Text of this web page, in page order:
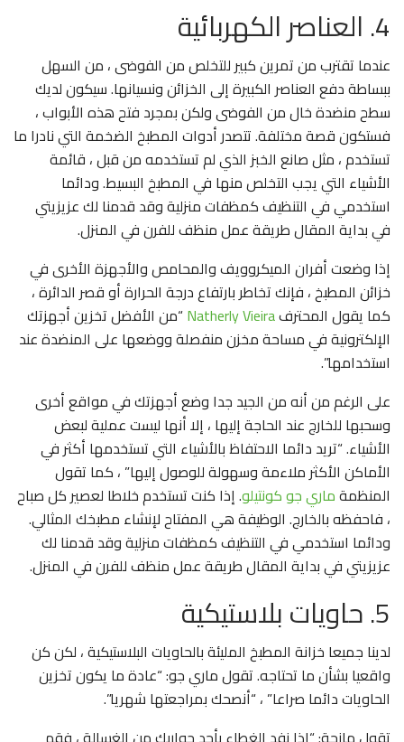
4. العناصر الكهربائية
عندما تقترب من تمرين كبير للتخلص من الفوضى ، من السهل
ببساطة دفع العناصر الكبيرة إلى الخزائن ونسيانها. سيكون لديك
سطح منضدة خال من الفوضى ولكن بمجرد فتح هذه الأبواب ،
فستكون قصة مختلفة. تتصدر أدوات المطبخ الضخمة التي نادرا ما
تستخدم ، مثل صانع الخبز الذي لم تستخدمه من قبل ، قائمة
الأشياء التي يجب التخلص منها في المطبخ البسيط. ودائما
استخدمي في التنظيف كمظفات منزلية وقد قدمنا لك عزيزيتي
في بداية المقال طريقة عمل منظف للفرن في المنزل.
إذا وضعت أفران الميكروويف والمحامص والأجهزة الأخرى في
خزائن المطبخ ، فإنك تخاطر بارتفاع درجة الحرارة أو قصر الدائرة ،
كما يقول المحترفNatherly Vieira“من الأفضل تخزين أجهزتك
الإلكترونية في مساحة مخزن منفصلة ووضعها على المنضدة عند
استخدامها”.
على الرغم من أنه من الجيد جدا وضع أجهزتك في مواقع أخرى
وسحبها للخارج عند الحاجة إليها ، إلا أنها ليست عملية لبعض
الأشياء. “تريد دائما الاحتفاظ بالأشياء التي تستخدمها أكثر في
الأماكن الأكثر ملاءمة وسهولة للوصول إليها” ، كما تقول
المنظمةماري جو كونتيلو. إذا كنت تستخدم خلاطا لعصير كل صباح
، فاحفظه بالخارج. الوظيفة هي المفتاح لإنشاء مطبخك المثالي.
ودائما استخدمي في التنظيف كمظفات منزلية وقد قدمنا لك
عزيزيتي في بداية المقال طريقة عمل منظف للفرن في المنزل.
5. حاويات بلاستيكية
لدينا جميعا خزانة المطبخ المليئة بالحاويات البلاستيكية ، لكن كن
واقعيا بشأن ما تحتاجه. تقول ماري جو: “عادة ما يكون تخزين
الحاويات دائما صراعا” ، “أنصحك بمراجعتها شهريا”.